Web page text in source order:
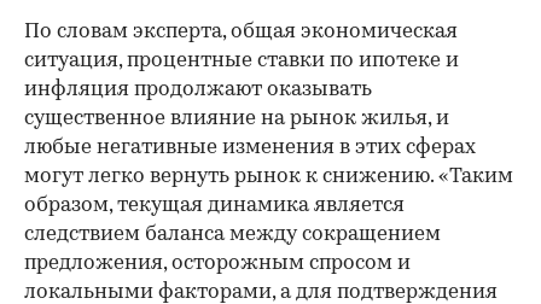
По словам эксперта, общая экономическая
ситуация, процентные ставки по ипотеке и
инфляция продолжают оказывать
существенное влияние на рынок жилья, и
любые негативные изменения в этих сферах
могут легко вернуть рынок к снижению. «Таким
образом, текущая динамика является
следствием баланса между сокращением
предложения, осторожным спросом и
локальными факторами, а для подтверждения